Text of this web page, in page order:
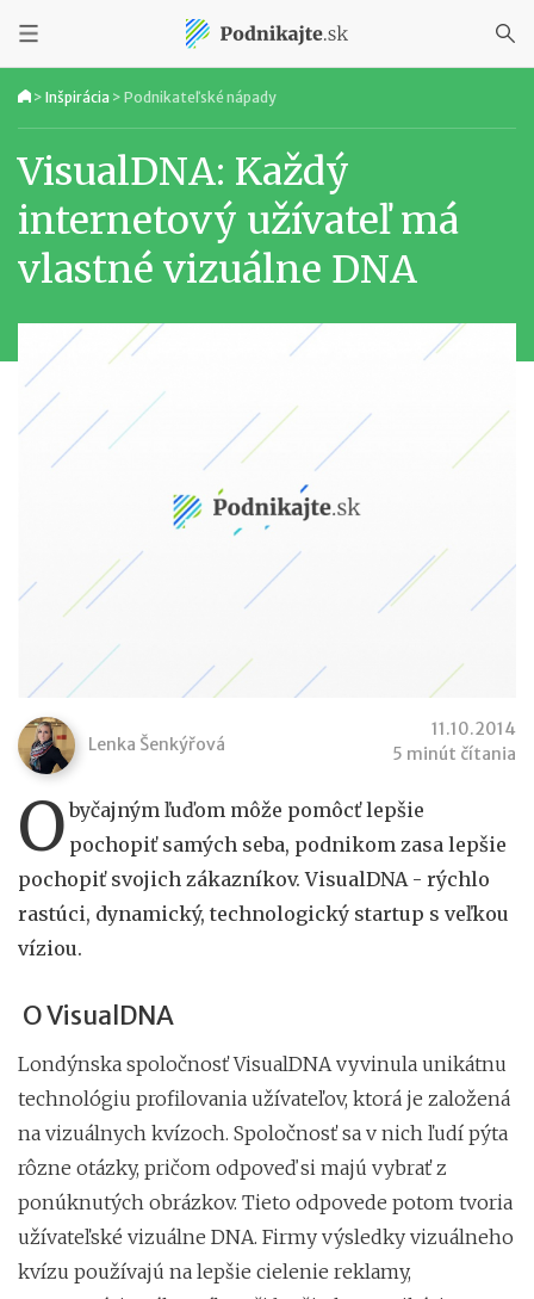
> Inšpirácia > Podnikateľské nápady
VisualDNA: Každý
internetový užívateľ má
vlastné vizuálne DNA
Lenka Šenkýřová
11.10.2014
5 minút čítania
O byčajným ľuďom môže pomôcť lepšie
pochopiť samých seba, podnikom zasa lepšie
pochopiť svojich zákazníkov. VisualDNA - rýchlo
rastúci, dynamický, technologický startup s veľkou
víziou.
O VisualDNA
Londýnska spoločnosť VisualDNA vyvinula unikátnu
technológiu profilovania užívateľov, ktorá je založená
na vizuálnych kvízoch. Spoločnosť sa v nich ľudí pýta
rôzne otázky, pričom odpoveď si majú vybrať z
ponúknutých obrázkov. Tieto odpovede potom tvoria
užívateľské vizuálne DNA. Firmy výsledky vizuálneho
kvízu používajú na lepšie cielenie reklamy,